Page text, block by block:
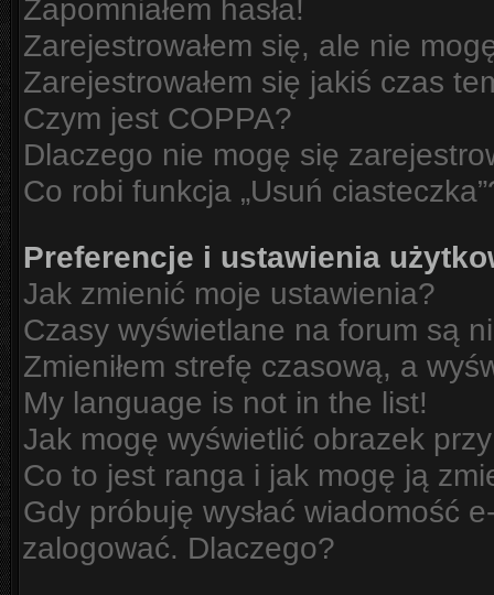
Zapomniałem hasła!
Zarejestrowałem się, ale nie
Zarejestrowałem się jakiś czas
Czym jest COPPA?
Dlaczego nie mogę się
Co robi funkcja „Usuń
Preferencje i ustawienia
Jak zmienić moje ustawienia?
Czasy wyświetlane na forum są
Zmieniłem strefę czasową, a
My language is not in the list!
Jak mogę wyświetlić obrazek
Co to jest ranga i jak mogę ją
Gdy próbuję wysłać wiadomość
zalogować. Dlaczego?